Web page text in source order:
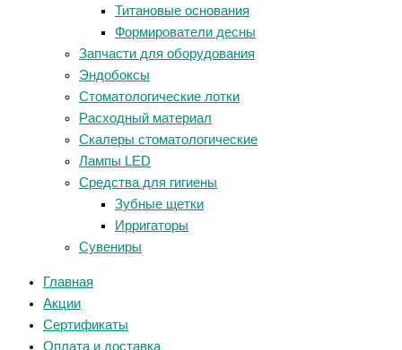
Титановые основания
Формирователи десны
Запчасти для оборудования
Эндобоксы
Стоматологические лотки
Расходный материал
Скалеры стоматологические
Лампы LED
Средства для гигиены
Зубные щетки
Ирригаторы
Сувениры
Главная
Акции
Сертификаты
Оплата и доставка